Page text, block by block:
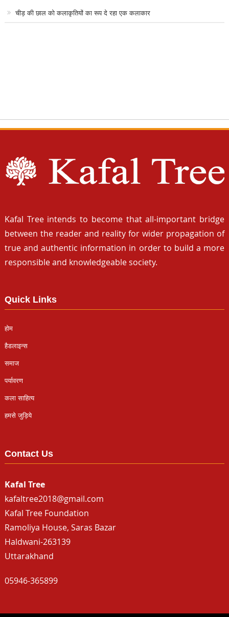
चीड़ की छाल को कलाकृतियों का रूप दे रहा एक कलाकार
Kafal Tree intends to become that all-important bridge
between the reader and reality for wider propagation of
true and authentic information in order to build a more
responsible and knowledgeable society.
Quick Links
होम
हैडलाइन्स
समाज
पर्यावरण
कला साहित्य
हमसे जुड़िये
Contact Us
Kafal Tree
kafaltree2018@gmail.com
Kafal Tree Foundation
Ramoliya House, Saras Bazar
Haldwani-263139
Uttarakhand
05946-365899